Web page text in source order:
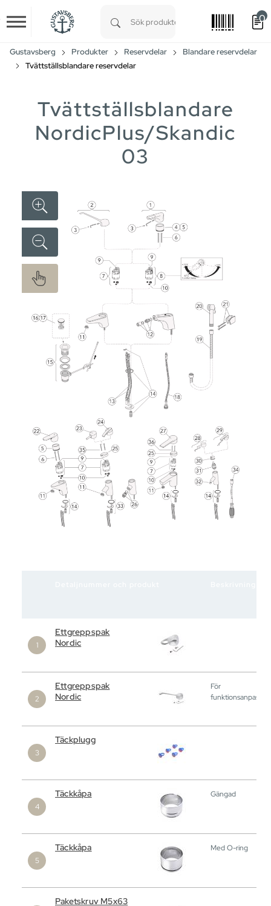
Skip to main content
0
Gustavsberg Produkter Reservdelar
Blandare reservdelar
Tvättställsblandare reservdelar
Tvättställsblandare
NordicPlus/Skandic
03
Ettgreppspak
Nordic
Ettgreppspak
Nordic
För
Täckplugg
Täckkåpa Gängad
Täckkåpa Med O-ring
Paketskruv M5x63